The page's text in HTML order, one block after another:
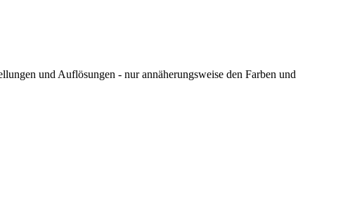
und Auflösungen - nur annäherungsweise den Farben und